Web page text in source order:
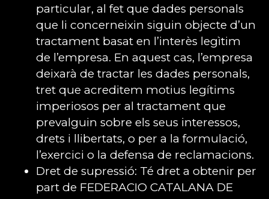
particular, al fet que dades personals
que li concerneixin siguin objecte d’un
tractament basat en l’interès legìtim
de l’empresa. En aquest cas, l’empresa
deixarà de tractar les dades personals,
tret que acreditem motius legítims
imperiosos per al tractament que
prevalguin sobre els seus interessos,
drets i llibertats, o per a la formulació,
l’exercici o la defensa de reclamacions.
Dret de supressió: Té dret a obtenir per
part de FEDERACIO CATALANA DE